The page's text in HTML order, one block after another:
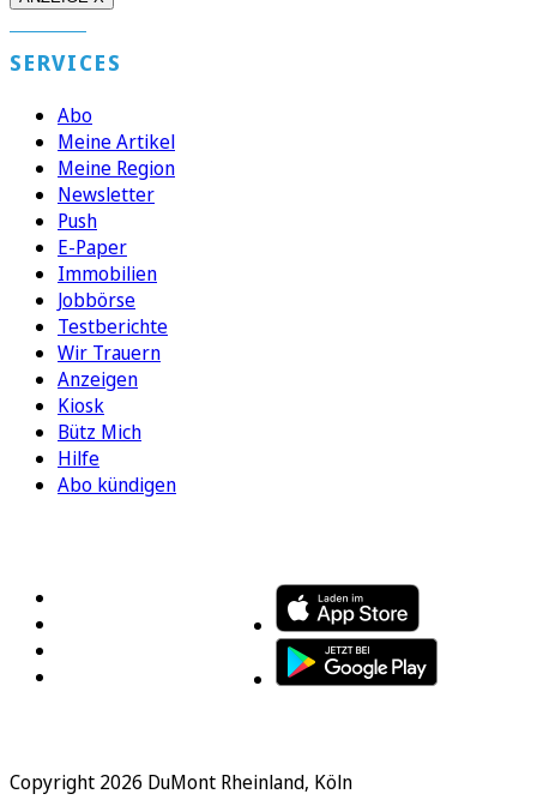
SERVICES
Abo
Meine Artikel
Meine Region
Newsletter
Push
E-Paper
Immobilien
Jobbörse
Testberichte
Wir Trauern
Anzeigen
Kiosk
Bütz Mich
Hilfe
Abo kündigen
Copyright 2026 DuMont Rheinland, Köln